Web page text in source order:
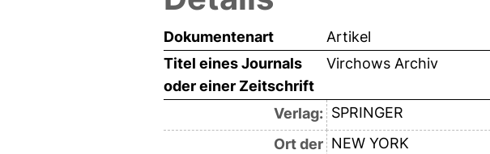
Dokumentenart
Artikel
Titel eines Journals
oder einer Zeitschrift
Virchows Archiv
Verlag: SPRINGER
Ort der NEW YORK